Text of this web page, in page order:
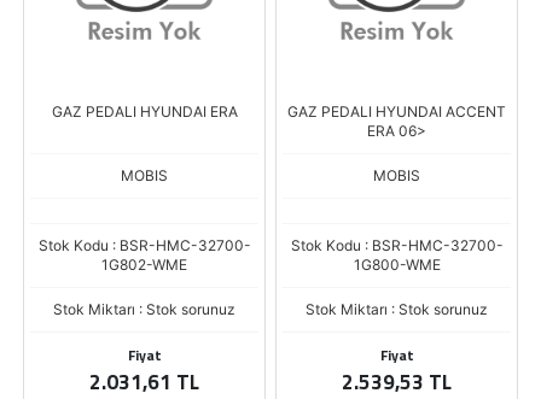
GAZ PEDALI HYUNDAI ERA
MOBIS
Stok Kodu : BSR-HMC-32700-
1G802-WME
Stok Miktarı : Stok sorunuz
Fiyat
2.031,61 TL
GAZ PEDALI HYUNDAI ACCENT
ERA 06>
MOBIS
Stok Kodu : BSR-HMC-32700-
1G800-WME
Stok Miktarı : Stok sorunuz
Fiyat
2.539,53 TL